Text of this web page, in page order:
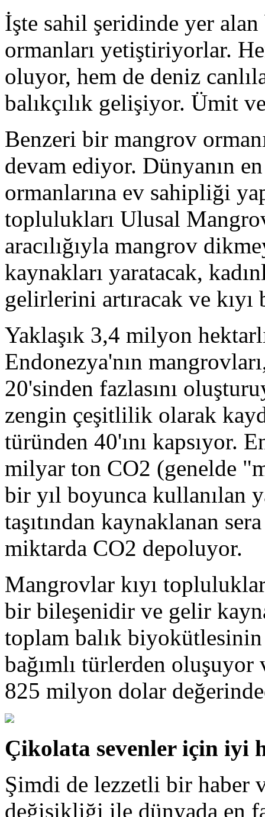
İşte sahil şeridinde yer
ormanları yetiştiriyorlar.
oluyor, hem de deniz
balıkçılık gelişiyor. Ümit
Benzeri bir mangrov
devam ediyor. Dünyanın
ormanlarına ev sahipliği
toplulukları Ulusal
aracılığıyla mangrov
kaynakları yaratacak,
gelirlerini artıracak ve
Yaklaşık 3,4 milyon
Endonezya'nın
20'sinden fazlasını
zengin çeşitlilik olarak
türünden 40'ını kapsıyor.
milyar ton CO2 (genelde
bir yıl boyunca kullanılan
taşıtından kaynaklanan
miktarda CO2 depoluyor.
Mangrovlar kıyı
bir bileşenidir ve gelir
toplam balık
bağımlı türlerden
825 milyon dolar
Çikolata sevenler için iyi
Şimdi de lezzetli bir
değişikliği ile dünyada en